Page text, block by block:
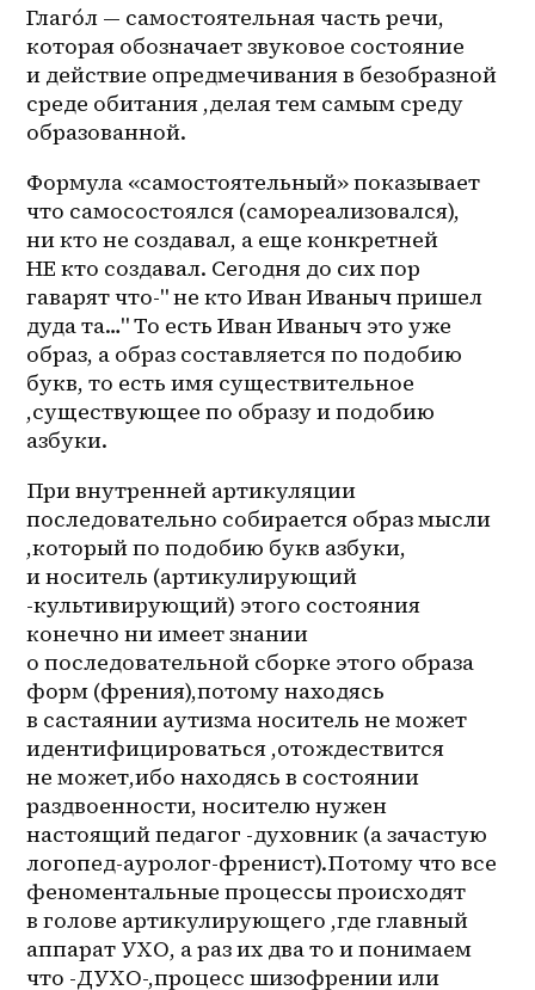
Глаго́л — самостоятельная часть речи,
которая обозначает звуковое состояние
и действие опредмечивания в безобразной
среде обитания ,делая тем самым среду
образованной.
Формула «самостоятельный» показывает
что самосостоялся (самореализовался),
ни кто не создавал, а еще конкретней
НЕ кто создавал. Сегодня до сих пор
гаварят что-" не кто Иван Иваныч пришел
дуда та…" То есть Иван Иваныч это уже
образ, а образ составляется по подобию
букв, то есть имя существительное
,существующее по образу и подобию
азбуки.
При внутренней артикуляции
последовательно собирается образ мысли
,который по подобию букв азбуки,
и носитель (артикулирующий
-культивирующий) этого состояния
конечно ни имеет знании
о последовательной сборке этого образа
форм (френия),потому находясь
в састаянии аутизма носитель не может
идентифицироваться ,отождествится
не может,ибо находясь в состоянии
раздвоенности, носителю нужен
настоящий педагог -духовник (а зачастую
логопед-ауролог-френист).Потому что все
феноментальные процессы происходят
в голове артикулирующего ,где главный
аппарат УХО, а раз их два то и понимаем
что -ДУХО-,процесс шизофрении или